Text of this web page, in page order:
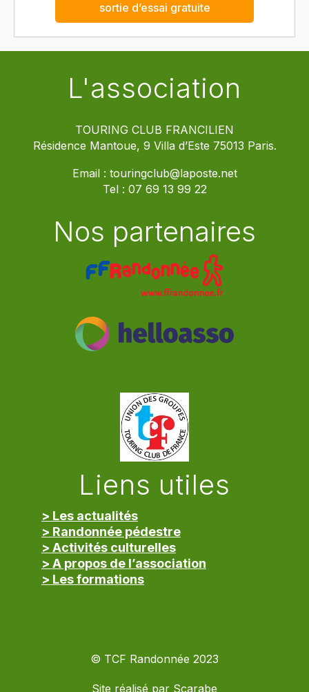
sortie d’essai gratuite
L'association
TOURING CLUB FRANCILIEN
Résidence Mantoue, 9 Villa d’Este 75013 Paris.
Email : touringclub@laposte.net
Tel : 07 69 13 99 22
Nos partenaires
Liens utiles
> Les actualités
> Randonnée pédestre
> Activités culturelles
> A propos de l’association
> Les formations
© TCF Randonnée 2023
Site réalisé par Scarabe